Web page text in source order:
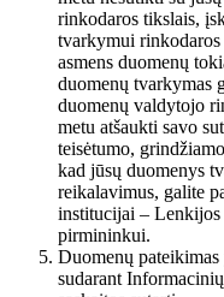
rinkodaros tikslais,
tvarkymui rinkodaros
asmens duomenų
duomenų tvarkymas
duomenų valdytojo
metu atšaukti savo
teisėtumo,
kad jūsų duomenys
reikalavimus, galite
institucijai – Lenkijos
pirmininkui.
Duomenų pateikimas
sudarant